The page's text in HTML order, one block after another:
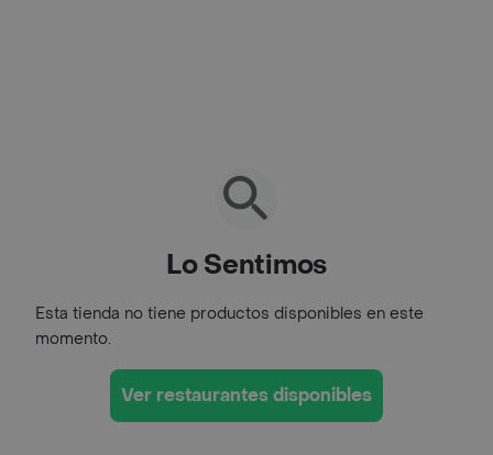
Lo Sentimos
Esta tienda no tiene productos disponibles en este
momento.
Ver restaurantes disponibles